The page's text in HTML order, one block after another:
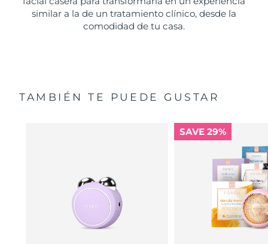
similar a la de un tratamiento clínico, desde la
comodidad de tu casa.
TAMBIÉN TE PUEDE GUSTAR
SAVE 29%